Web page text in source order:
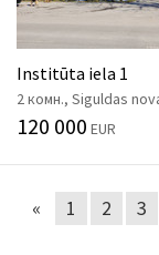
Institūta iela 1
2 комн., Siguldas
120 000 EUR
« 1 2 3